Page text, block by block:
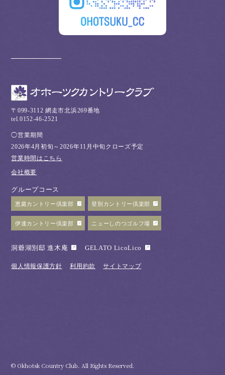
〒099-3112 網走市北浜269番地
tel.0152-46-2521
◯営業期間
2026年4月初旬～2026年11月中旬クローズ予定
営業時間はこちら
会社概要
グループコース
恵庭カントリー倶楽部 登別カントリー倶楽部
伊達カントリー倶楽部 ニューしのつゴルフ場
洞爺湖別邸 進木庵 GELATO LicoLico
個人情報保護方針 利用約款 サイトマップ
© Okhotsk Country Club. All Rights Reserved.